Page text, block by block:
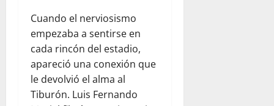
Cuando el nerviosismo
empezaba a sentirse en
cada rincón del estadio,
apareció una conexión que
le devolvió el alma al
Tiburón. Luis Fernando